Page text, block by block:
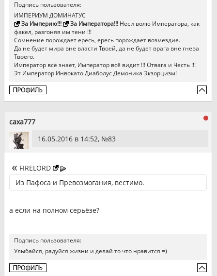
Подпись пользователя:
ИМПЕРИУМ ДОМИНАТУС
За Империю!!!
За Императора!!!Неси волю Императора, как
факел, разгоняя им тени !!!
Сомнение порождает ересь, ересь порождает возмездие.
Да не будет мира вне власти Твоей, да не будет врага вне гнева
Твоего.
Император всё знает, Император всё видит !!! Отвага и Честь !!!
Эт Император Инвокато Диаболус Демоника Экзорцизм!
caxa777
16.05.2016 в 14:52, №83
FIRELORD
Из Пафоса и Превозмогания, вестимо.
а если на полном серьёзе?
Подпись пользователя:
Улыбайся, радуйся жизни и делай то что нравится =)